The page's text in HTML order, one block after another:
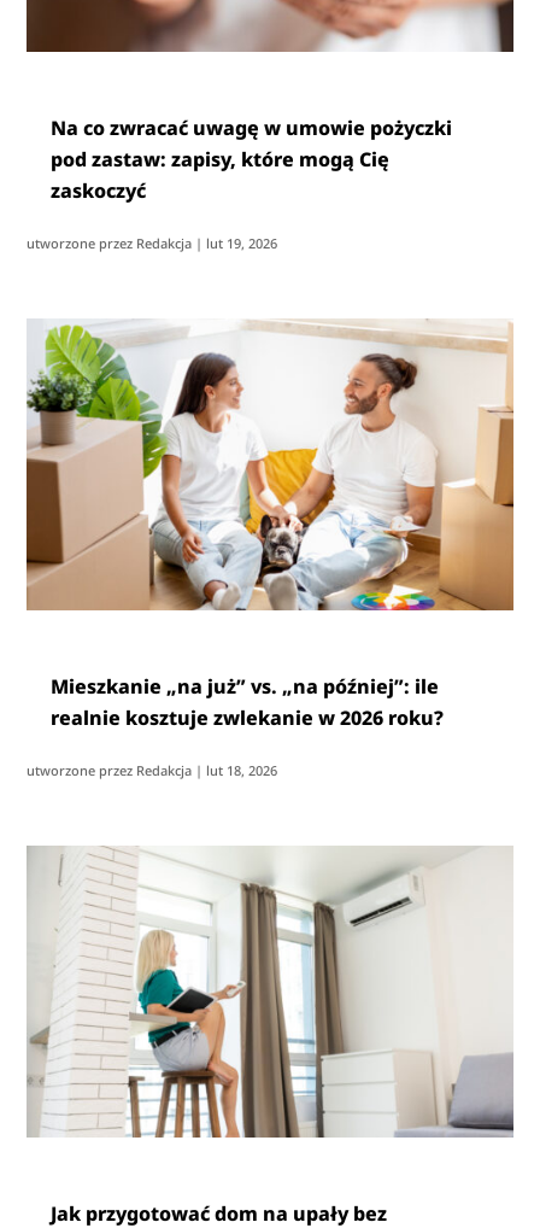
Na co zwracać uwagę w umowie pożyczki
pod zastaw: zapisy, które mogą Cię
zaskoczyć
utworzone przez Redakcja | lut 19, 2026
Mieszkanie „na już” vs. „na później”: ile
realnie kosztuje zwlekanie w 2026 roku?
utworzone przez Redakcja | lut 18, 2026
Jak przygotować dom na upały bez